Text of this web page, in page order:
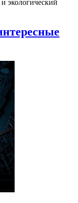
экологический